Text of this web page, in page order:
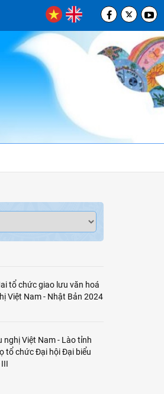
tổ chức giao lưu văn hoá
Việt Nam - Nhật Bản 2024
nghị Việt Nam - Lào tỉnh
tổ chức Đại hội Đại biểu